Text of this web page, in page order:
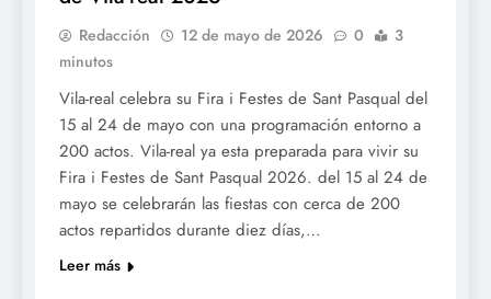
Redacción 12 de mayo de 2026 0
3
minutos
Vila-real celebra su Fira i Festes de Sant Pasqual del
15 al 24 de mayo con una programación entorno a
200 actos. Vila-real ya esta preparada para vivir su
Fira i Festes de Sant Pasqual 2026. del 15 al 24 de
mayo se celebrarán las fiestas con cerca de 200
actos repartidos durante diez días,…
Leer más